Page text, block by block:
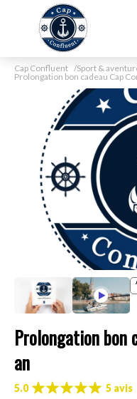
Cap Confluent Sport &
Prolongation bon cadeau Cap
Prolongation bon
an
5.0 5 avis